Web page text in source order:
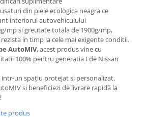
din piele ecologica neagra ce
interiorul autovehiculului
mp si greutate totala de 1900g/mp,
in timp la cele mai exigente conditii.
AutoMIV, acest produs vine cu
100% pentru generatia I de Nissan
un spațiu protejat si personalizat.
si beneficiezi de livrare rapidă la
produs